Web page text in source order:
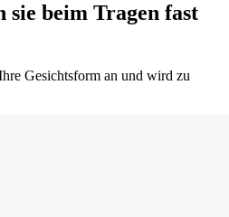
sie beim Tragen fast
Gesichtsform an und wird zu